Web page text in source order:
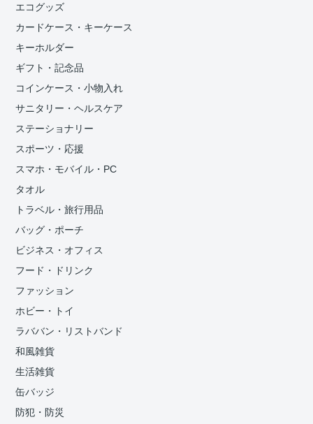
エコグッズ
カードケース・キーケース
キーホルダー
ギフト・記念品
コインケース・小物入れ
サニタリー・ヘルスケア
ステーショナリー
スポーツ・応援
スマホ・モバイル・PC
タオル
トラベル・旅行用品
バッグ・ポーチ
ビジネス・オフィス
フード・ドリンク
ファッション
ホビー・トイ
ラババン・リストバンド
和風雑貨
生活雑貨
缶バッジ
防犯・防災